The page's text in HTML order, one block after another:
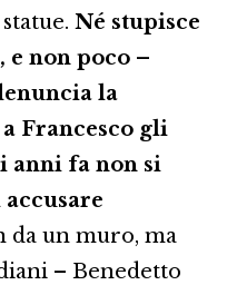
Né stupisce
e non poco –
la
Francesco gli
anni fa non si
da un muro, ma
– Benedetto